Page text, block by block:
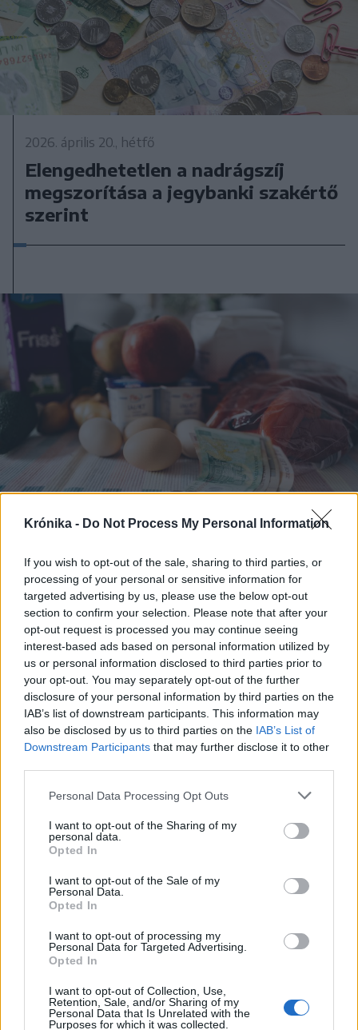
Krónika - Do Not Process My Personal Information
If you wish to opt-out of the sale, sharing to third parties, or
processing of your personal or sensitive information for
targeted advertising by us, please use the below opt-out
section to confirm your selection. Please note that after your
opt-out request is processed you may continue seeing
interest-based ads based on personal information utilized by
us or personal information disclosed to third parties prior to
your opt-out. You may separately opt-out of the further
disclosure of your personal information by third parties on the
IAB’s list of downstream participants. This information may
also be disclosed by us to third parties on the IAB’s List of
Downstream Participants that may further disclose it to other
Personal Data Processing Opt Outs
I want to opt-out of the Sharing of my
personal data.
Opted In
I want to opt-out of the Sale of my
Personal Data.
Opted In
I want to opt-out of processing my
Personal Data for Targeted Advertising.
Opted In
I want to opt-out of Collection, Use,
Retention, Sale, and/or Sharing of my
Personal Data that Is Unrelated with the
Purposes for which it was collected.
2026. április 20., hétfő
Elengedhetetlen a nadrágszíj
megszorítása a jegybanki szakértő
szerint
2026. március 20., péntek
Élelmiszer-bizonytalanság: sokan
kénytelenek átalakítani étkezési
szokásaikat anyagi helyzetük miatt
2026. március 11., szerda
intézkedések, nagyot csökkent a
kiskereskedelmi forgalom